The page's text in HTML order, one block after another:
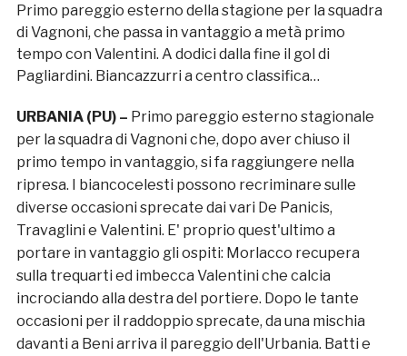
Primo pareggio esterno della stagione per la squadra
di Vagnoni, che passa in vantaggio a metà primo
tempo con Valentini. A dodici dalla fine il gol di
Pagliardini. Biancazzurri a centro classifica…
URBANIA (PU) – Primo pareggio esterno stagionale
per la squadra di Vagnoni che, dopo aver chiuso il
primo tempo in vantaggio, si fa raggiungere nella
ripresa. I biancocelesti possono recriminare sulle
diverse occasioni sprecate dai vari De Panicis,
Travaglini e Valentini. E' proprio quest'ultimo a
portare in vantaggio gli ospiti: Morlacco recupera
sulla trequarti ed imbecca Valentini che calcia
incrociando alla destra del portiere. Dopo le tante
occasioni per il raddoppio sprecate, da una mischia
davanti a Beni arriva il pareggio dell'Urbania. Batti e